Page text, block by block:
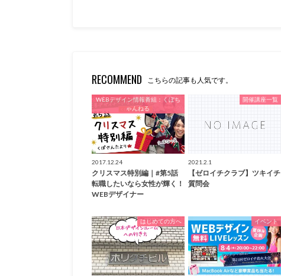
RECOMMEND こちらの記事も人気です。
WEBデザイン情報番組：くぼち
ゃんねる
2017.12.24
クリスマス特別編｜#第5話
転職したいなら女性が輝く！
WEBデザイナー
開催講座一覧
2021.2.1
【ゼロイチクラブ】ツキイチ
質問会
はじめての方へ イベント